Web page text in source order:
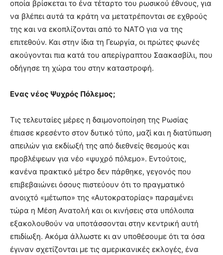
οποία βρίσκεται το ένα τέταρτο του ρωσικού έθνους, για
να βλέπει αυτά τα κράτη να μετατρέπονται σε εχθρούς
της και να εκοπλίζονται από το ΝΑΤΟ για να της
επιτεθούν. Και στην ίδια τη Γεωργία, οι πρώτες φωνές
ακούγονται πια κατά του απερίγραπτου Σαακασβίλι, που
οδήγησε τη χώρα του στην καταστροφή.
Ενας νέος Ψυχρός Πόλεμος;
Τις τελευταίες μέρες η δαιμονοποίηση της Ρωσίας
έπιασε κρεσέντο στον δυτικό τύπο, μαζί και η διατύπωση
απειλών για εκδίωξή της από διεθνείς θεσμούς και
προβλέψεων για νέο «ψυχρό πόλεμο». Εντούτοις,
κανένα πρακτικό μέτρο δεν πάρθηκε, γεγονός που
επιβεβαιώνει όσους πιστεύουν ότι το πραγματικό
ανοιχτό «μέτωπο» της «Αυτοκρατορίας» παραμένει
τώρα η Μέση Ανατολή και οι κινήσεις στα υπόλοιπα
εξακολουθούν να υποτάσσονται στην κεντρική αυτή
επιδίωξη. Ακόμα άλλωστε κι αν υποθέσουμε ότι τα όσα
έγιναν σχετίζονται με τις αμερικανικές εκλογές, ένα